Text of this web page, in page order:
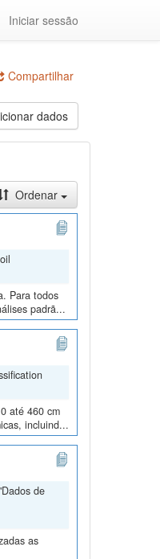
Iniciar sessão
Compartilhar
dados
Ordenar
Para todos
padrã...
até 460 cm
incluind...
de
as